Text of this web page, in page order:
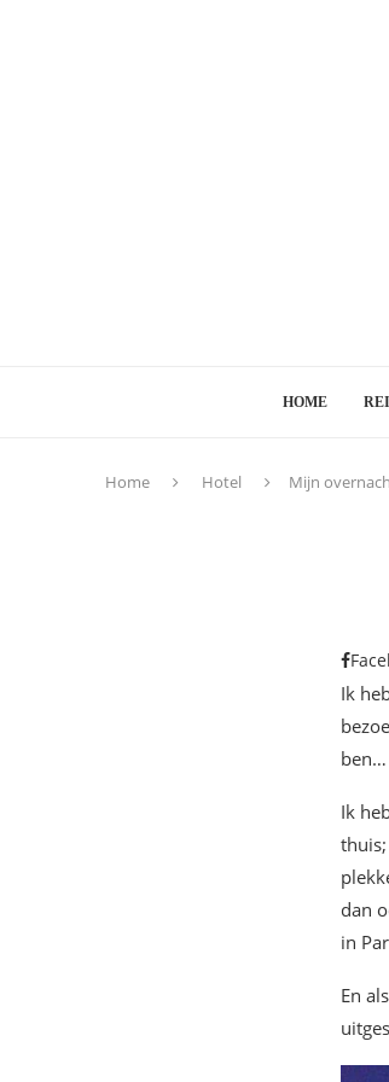
HOME
Home Hotel Mijn
Ik
ben…
Ik
dan
in
En